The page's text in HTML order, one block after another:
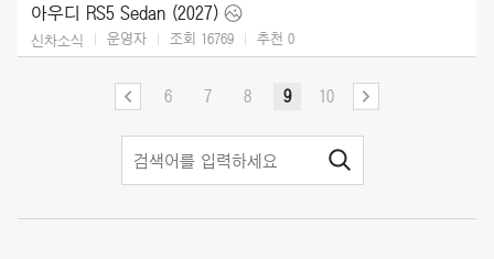
아우디 RS5 Sedan (2027)
신차소식 운영자 조회 16769 추천 0
6 7 8 9 10